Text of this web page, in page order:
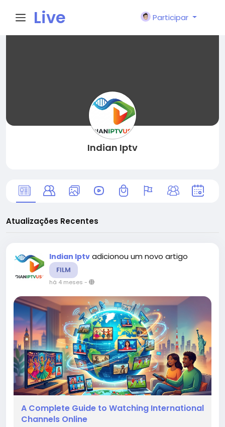
Live
Participar
Indian Iptv
Atualizações Recentes
Indian Iptv adicionou um novo artigo
FILM
há 4 meses -
A Complete Guide to Watching International
Channels Online